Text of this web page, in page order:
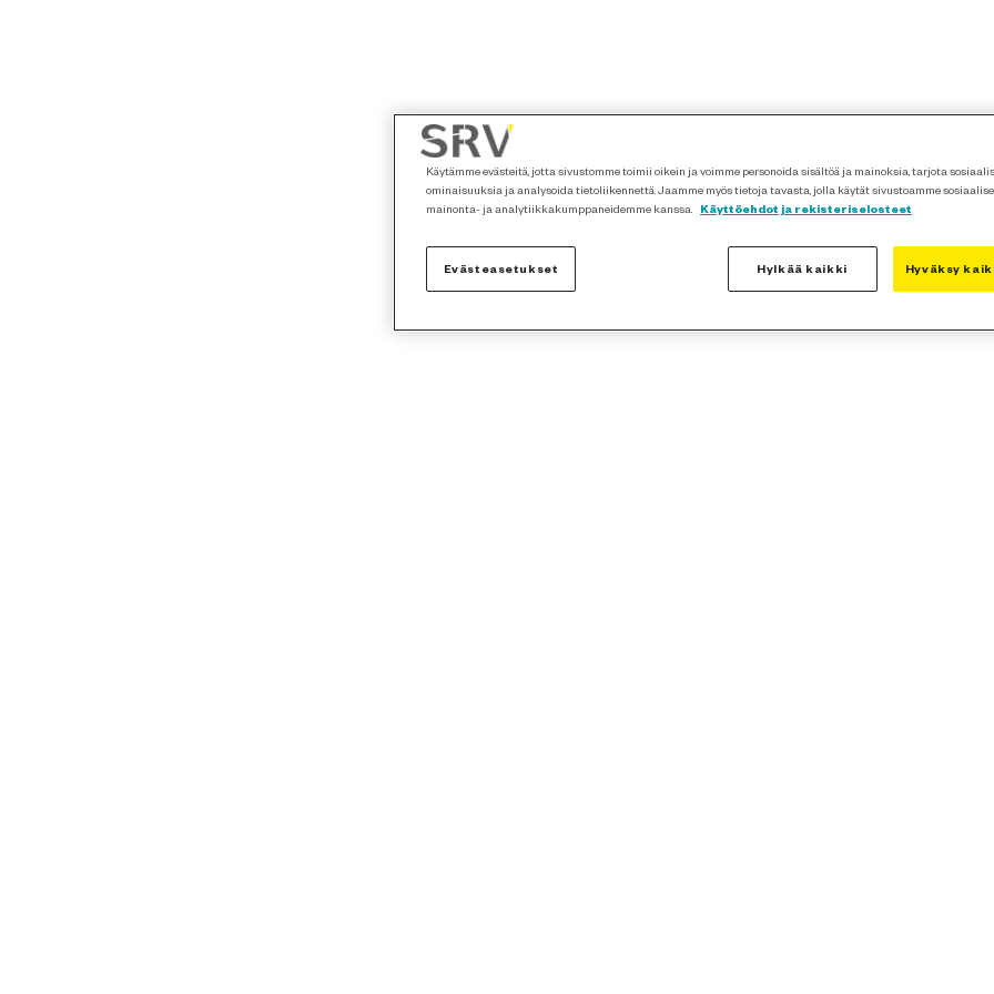
Käytämme evästeitä, jotta sivustomme toimii oikein ja voimme personoida sisältöä ja mainoksia, tarjota
ominaisuuksia ja analysoida tietoliikennettä. Jaamme myös tietoja tavasta, jolla käytät sivustoamme
mainonta- ja analytiikkakumppaneidemme kanssa.
Käyttöehdot ja rekisteriselosteet
Evästeasetukset Hylkää kaikki Hyväksy